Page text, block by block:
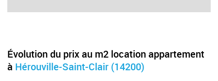
Évolution du prix au m2 location appartement
à Hérouville-Saint-Clair (14200)